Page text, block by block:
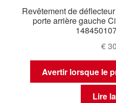
Revêtement de
porte arrière gauche
€
Avertir lorsque le
Lire